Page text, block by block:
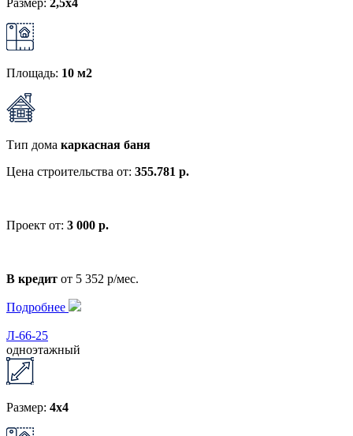
Площадь: 10 м2
Тип дома каркасная баня
Цена строительства от: 355.781 р.
Проект от: 3 000 р.
В кредит от 5 352 р/мес.
Подробнее
Л-66-25
одноэтажный
Размер: 4x4